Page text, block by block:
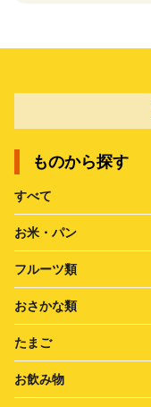
ものから探す
すべて
お米・パン
フルーツ類
おさかな類
たまご
お飲み物